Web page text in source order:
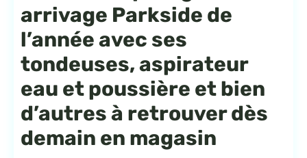
arrivage Parkside de
l’année avec ses
tondeuses, aspirateur
eau et poussière et bien
d’autres à retrouver dès
demain en magasin